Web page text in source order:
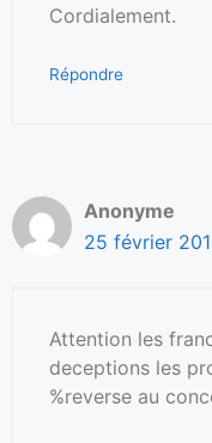
Cordialement.
Répondre
Anonyme
25 février
Attention les
deceptions les
%reverse au